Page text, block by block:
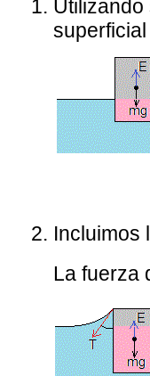
superficial
Incluimos
La fuerza